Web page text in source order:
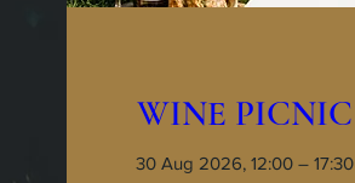
WINE PICNIC
30 Aug 2026, 12:00 – 17:30